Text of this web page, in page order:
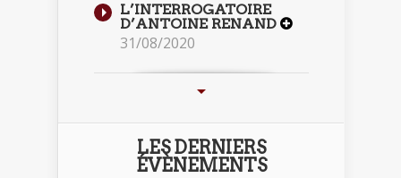
L’INTERROGATOIRE
D’ANTOINE RENAND
31/08/2020
LES DERNIERS
ÉVÈNEMENTS